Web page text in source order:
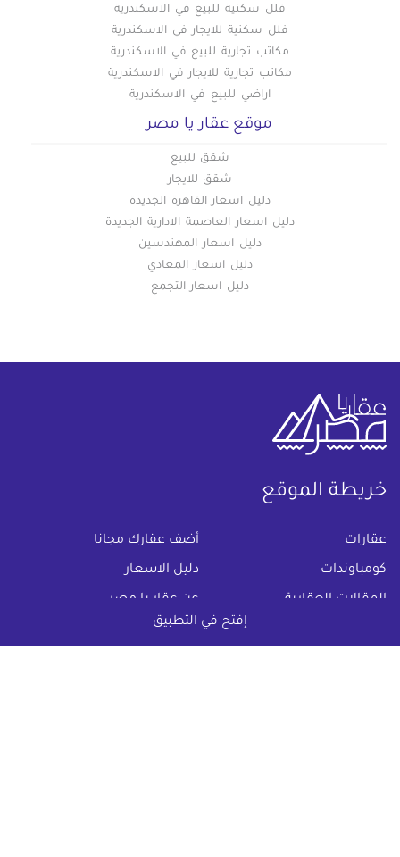
إفتح في التطبيق
فلل سكنية للبيع في الاسكندرية
فلل سكنية للايجار في الاسكندرية
مكاتب تجارية للبيع في الاسكندرية
مكاتب تجارية للايجار في الاسكندرية
اراضي للبيع في الاسكندرية
موقع عقار يا مصر
شقق للبيع
شقق للايجار
دليل اسعار القاهرة الجديدة
دليل اسعار العاصمة الادارية الجديدة
دليل اسعار المهندسين
دليل اسعار المعادي
دليل اسعار التجمع
خريطة الموقع
عقارات أضف عقارك مجانا
كومباوندات دليل الاسعار
المقالات العقارية عن عقار يا مصر
تواصل معنا